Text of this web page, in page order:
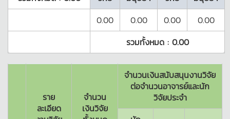
0.00
0.00 0.00
0.00
รวมทั้งหมด : 0.00
ราย
ละเอียด
จำนวน
เงินวิจัย
จำนวนเงินสนับสนุนงานวิจัย
ต่อจำนวนอาจารย์และนัก
วิจัยประจำ